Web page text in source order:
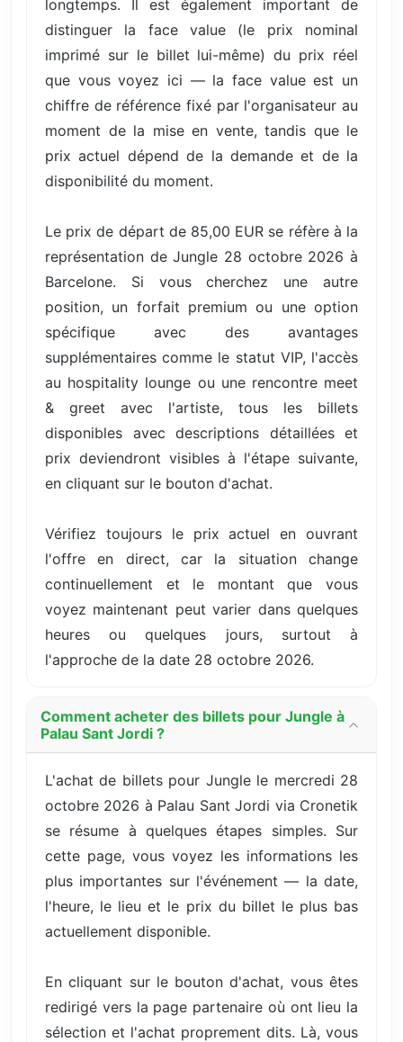
longtemps. Il est également important de
distinguer la face value (le prix nominal
imprimé sur le billet lui-même) du prix réel
que vous voyez ici — la face value est un
chiffre de référence fixé par l'organisateur au
moment de la mise en vente, tandis que le
prix actuel dépend de la demande et de la
disponibilité du moment.
Le prix de départ de 85,00 EUR se réfère à la
représentation de Jungle 28 octobre 2026 à
Barcelone. Si vous cherchez une autre
position, un forfait premium ou une option
spécifique avec des avantages
supplémentaires comme le statut VIP, l'accès
au hospitality lounge ou une rencontre meet
& greet avec l'artiste, tous les billets
disponibles avec descriptions détaillées et
prix deviendront visibles à l'étape suivante,
en cliquant sur le bouton d'achat.
Vérifiez toujours le prix actuel en ouvrant
l'offre en direct, car la situation change
continuellement et le montant que vous
voyez maintenant peut varier dans quelques
heures ou quelques jours, surtout à
l'approche de la date 28 octobre 2026.
Comment acheter des billets pour Jungle à
Palau Sant Jordi ?
L'achat de billets pour Jungle le mercredi 28
octobre 2026 à Palau Sant Jordi via Cronetik
se résume à quelques étapes simples. Sur
cette page, vous voyez les informations les
plus importantes sur l'événement — la date,
l'heure, le lieu et le prix du billet le plus bas
actuellement disponible.
En cliquant sur le bouton d'achat, vous êtes
redirigé vers la page partenaire où ont lieu la
sélection et l'achat proprement dits. Là, vous